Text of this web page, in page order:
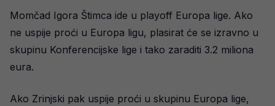
Momčad Igora Štimca ide u playoff Europa lige. Ako
ne uspije proći u Europa ligu, plasirat će se izravno u
skupinu Konferencijske lige i tako zaraditi 3.2 miliona
eura.
Ako Zrinjski pak uspije proći u skupinu Europa lige,